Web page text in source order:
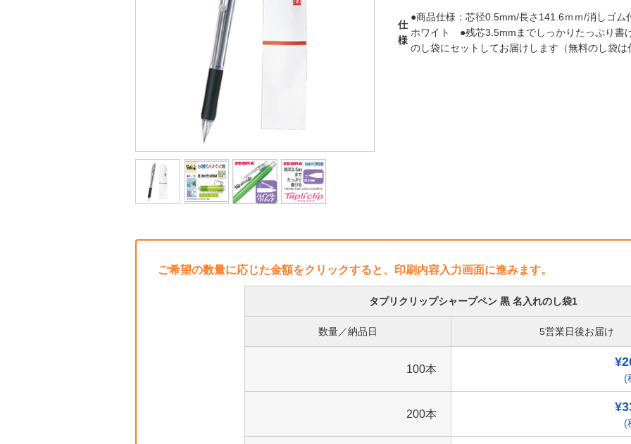
仕
様
●商品仕様：芯径0.5mm/長さ141.6ｍｍ/消しゴ
ホワイト ●残芯3.5mmまでしっかりたっぷり
のし袋にセットしてお届けします（無料のし袋
ご希望の数量に応じた金額をクリックすると、印刷内容入力画面に進みます。
タプリクリップシャープペン 黒 名入れのし袋1
数量／納品日 5営業日後お届け
100本
(
200本
(